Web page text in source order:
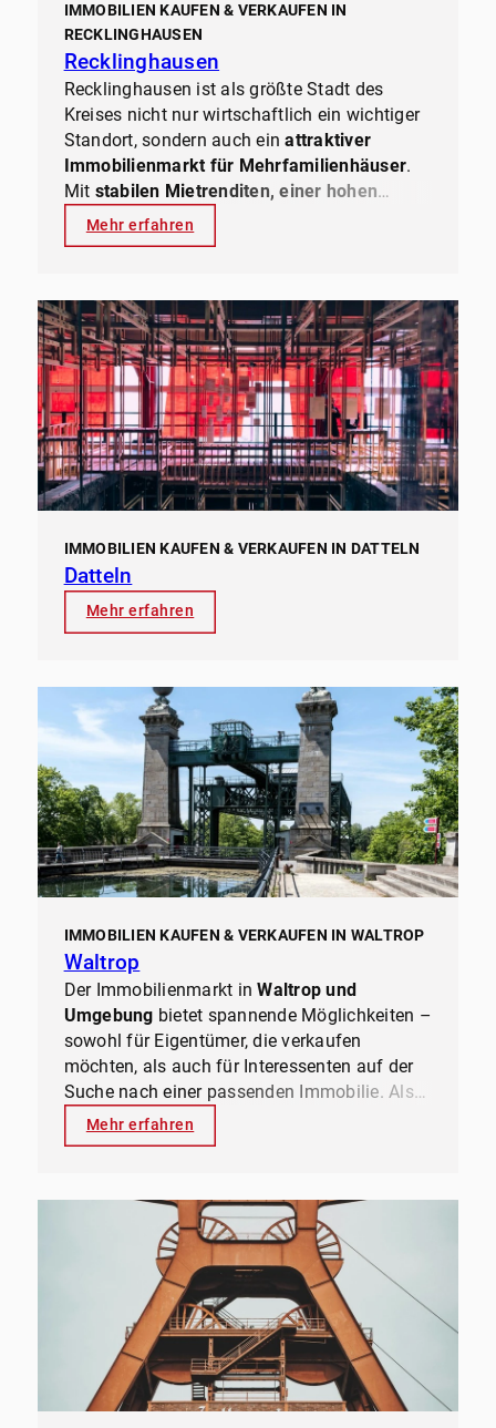
IMMOBILIEN KAUFEN & VERKAUFEN IN
RECKLINGHAUSEN
Recklinghausen
Recklinghausen ist als größte Stadt des
Kreises nicht nur wirtschaftlich ein wichtiger
Standort, sondern auch einattraktiver
Immobilienmarkt für Mehrfamilienhäuser.
Mit stabilen Mietrenditen, einer hohen
Nachfrage nach Wohnraum und moderaten
Kaufpreisenbietet die Stadt sowohl für
oder Verwaltung– als Experten für
Mehrfamilienhäuser in Recklinghausen
begleiten wir Siemit Marktkenntnis,
Erfahrung und einem starken Netzwerk, um
das Beste aus Ihrer Immobilie herauszuholen.
Mehr erfahren
IMMOBILIEN KAUFEN & VERKAUFEN IN DATTELN
Datteln
Mehr erfahren
IMMOBILIEN KAUFEN & VERKAUFEN IN WALTROP
Waltrop
Der Immobilienmarkt inWaltrop und
Umgebung bietet spannende Möglichkeiten –
sowohl für Eigentümer, die verkaufen
möchten, als auch für Interessenten auf der
Suche nach einer passenden Immobilie. Als
lokaler Immobilienexperte
jahrzehntelanger Erfahrung kennt
Investitionen lohnen und wie man
Preis erzielt.
Mehr erfahren